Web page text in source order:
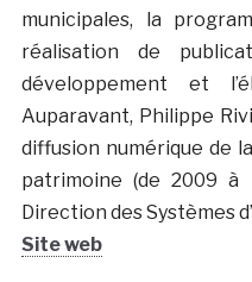
municipales, la
réalisation de
développement et
Auparavant, Philippe
diffusion numérique de
patrimoine (de 2009
Direction des Systèmes
Site web